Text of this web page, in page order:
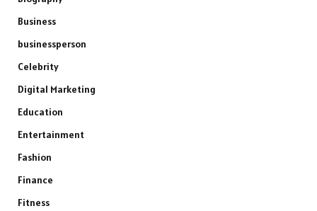
Business
businessperson
Celebrity
Digital Marketing
Education
Entertainment
Fashion
Finance
Fitness